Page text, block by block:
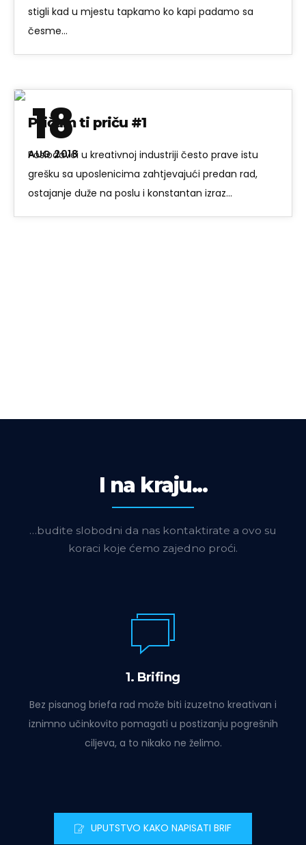
stigli kad u mjestu tapkamo ko kapi padamo sa
česme…
18
AUG 2018
Pričam ti priču #1
Poslodavci u kreativnoj industriji često prave istu
grešku sa uposlenicima zahtjevajući predan rad,
ostajanje duže na poslu i konstantan izraz…
I na kraju...
…budite slobodni da nas kontaktirate a ovo su
koraci koje ćemo zajedno proći.
1. Brifing
Bez pisanog briefa rad može biti izuzetno kreativan i
iznimno učinkovito pomagati u postizanju pogrešnih
ciljeva, a to nikako ne želimo.
UPUTSTVO KAKO NAPISATI BRIF